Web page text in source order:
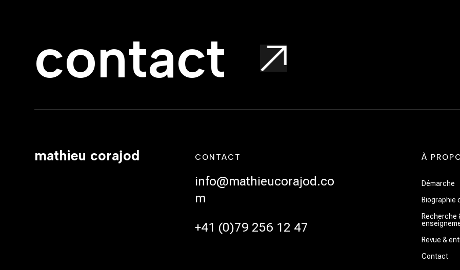
contact
mathieu corajod CONTACT
info@mathieucorajod.co
m
+41 (0)79 256 12 47
À
Démarche
Biographie
Recherche
Revue &
Contact